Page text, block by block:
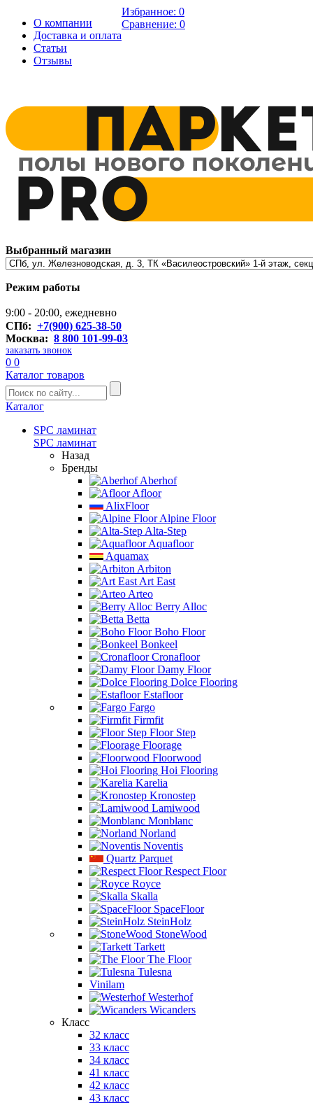
О компании
Доставка и оплата
Статьи
Отзывы
Избранное: 0
Сравнение: 0
Выбранный магазин
Режим работы
9:00 - 20:00, ежедневно
СПб: +7(900) 625-38-50
Москва: 8 800 101-99-03
заказать звонок
0 0
Каталог товаров
Каталог
SPC ламинат
SPC ламинат
Назад
Бренды
Aberhof
Afloor
AlixFloor
Alpine Floor
Alta-Step
Aquafloor
Aquamax
Arbiton
Art East
Arteo
Berry Alloc
Betta
Boho Floor
Bonkeel
Cronafloor
Damy Floor
Dolce Flooring
Estafloor
Fargo
Firmfit
Floor Step
Floorage
Floorwood
Hoi Flooring
Karelia
Kronostep
Lamiwood
Monblanc
Norland
Noventis
Quartz Parquet
Respect Floor
Royce
Skalla
SpaceFloor
SteinHolz
StoneWood
Tarkett
The Floor
Tulesna
Vinilam
Westerhof
Wicanders
Класс
32 класс
33 класс
34 класс
41 класс
42 класс
43 класс